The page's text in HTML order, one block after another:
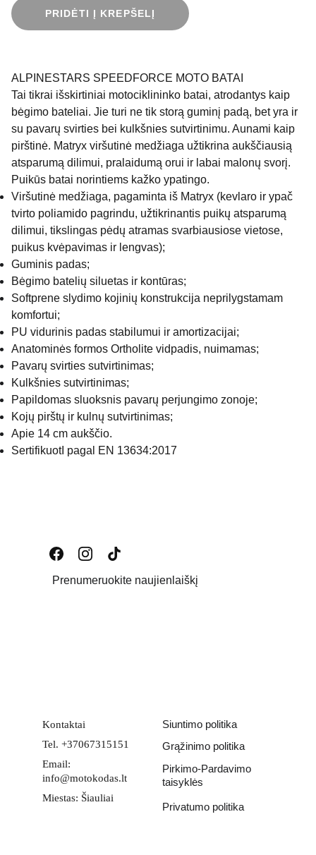
PRIDĖTI Į KREPŠELĮ
ALPINESTARS SPEEDFORCE MOTO BATAI
Tai tikrai išskirtiniai motociklininko batai, atrodantys kaip
bėgimo bateliai. Jie turi ne tik storą guminį padą, bet yra ir
su pavarų svirties bei kulkšnies sutvirtinimu. Aunami kaip
pirštinė. Matryx viršutinė medžiaga užtikrina aukščiausią
atsparumą dilimui, pralaidumą orui ir labai malonų svorį.
Puikūs batai norintiems kažko ypatingo.
Viršutinė medžiaga, pagaminta iš Matryx (kevlaro ir ypač
tvirto poliamido pagrindu, užtikrinantis puikų atsparumą
dilimui, tikslingas pėdų atramas svarbiausiose vietose,
puikus kvėpavimas ir lengvas);
Guminis padas;
Bėgimo batelių siluetas ir kontūras;
Softprene slydimo kojinių konstrukcija neprilygstamam
komfortui;
PU vidurinis padas stabilumui ir amortizacijai;
Anatominės formos Ortholite vidpadis, nuimamas;
Pavarų svirties sutvirtinimas;
Kulkšnies sutvirtinimas;
Papildomas sluoksnis pavarų perjungimo zonoje;
Kojų pirštų ir kulnų sutvirtinimas;
Apie 14 cm aukščio.
SertifikuotI pagal EN 13634:2017
Prenumeruokite naujienlaiškį
Kontaktai
Tel. +37067315151
Email:
info@motokodas.lt
Miestas: Šiauliai
Siuntimo politika
Grąžinimo politika
Pirkimo-Pardavimo
taisyklės
Privatumo politika